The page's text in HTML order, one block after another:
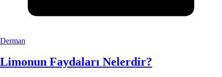
Derman
Limonun Faydaları Nelerdir?